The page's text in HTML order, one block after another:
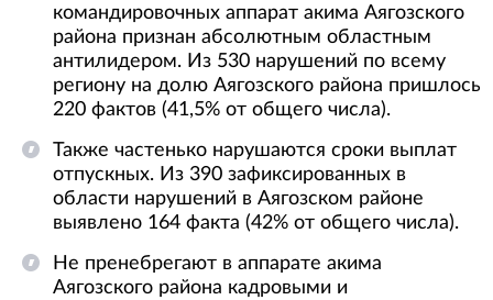
командировочных аппарат акима Аягозского
района признан абсолютным областным
антилидером. Из 530 нарушений по всему
региону на долю Аягозского района пришлось
220 фактов (41,5% от общего числа).
Также частенько нарушаются сроки выплат
отпускных. Из 390 зафиксированных в
области нарушений в Аягозском районе
выявлено 164 факта (42% от общего числа).
Не пренебрегают в аппарате акима
Аягозского района кадровыми и